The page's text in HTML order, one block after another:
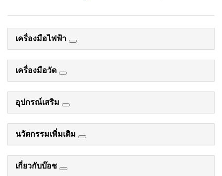
เครื่องมือไฟฟ้า
เครื่องมือวัด
อุปกรณ์เสริม
นวัตกรรมเพิ่มเติม
เกี่ยวกับบ๊อช